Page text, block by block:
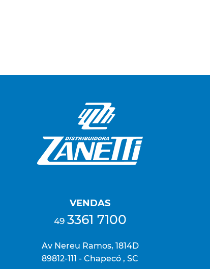
VENDAS
49 3361 7100
Av Nereu Ramos, 1814D
89812-111 - Chapecó , SC